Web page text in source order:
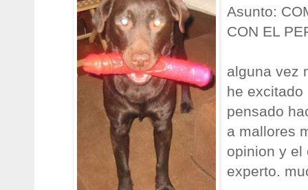
Asunto:
CON EL
alguna vez
he excitado
pensado
a mallores
opinion y el
experto.